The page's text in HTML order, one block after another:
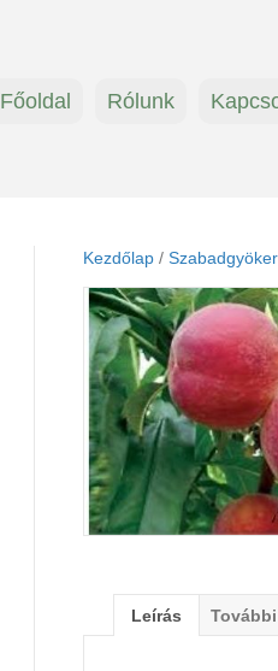
Főoldal Rólunk
Kezdőlap /
Leírás